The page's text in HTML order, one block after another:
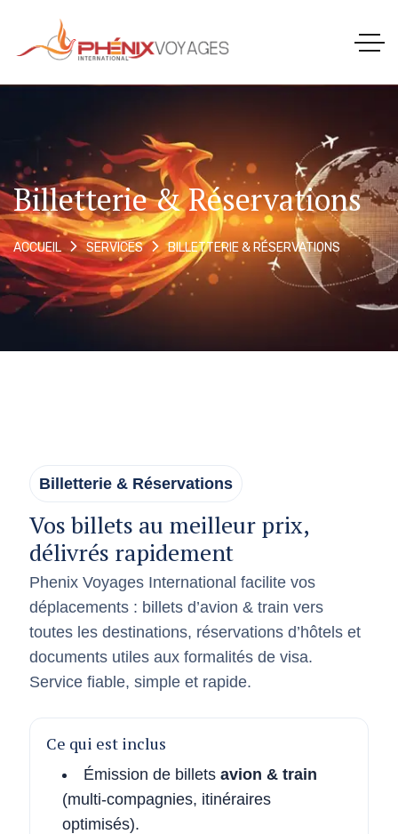
Billetterie & Réservations
ACCUEIL SERVICES BILLETTERIE & RÉSERVATIONS
Billetterie & Réservations
Vos billets au meilleur prix,
délivrés rapidement
Phenix Voyages International facilite vos
déplacements : billets d’avion & train vers
toutes les destinations, réservations d’hôtels et
documents utiles aux formalités de visa.
Service fiable, simple et rapide.
Ce qui est inclus
Émission de billets avion & train
(multi-compagnies, itinéraires
optimisés).